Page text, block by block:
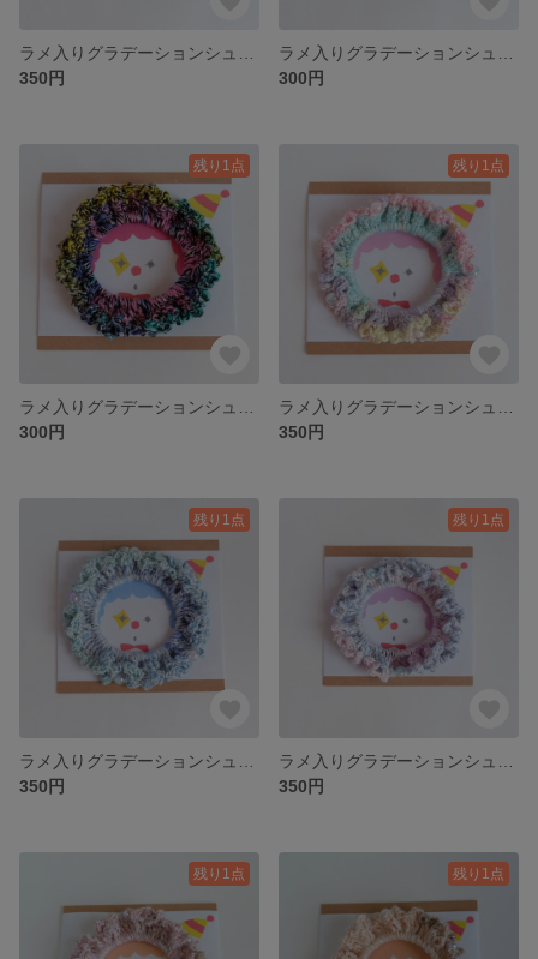
350円
300円
残り1点
300円
残り1点
350円
残り1点
350円
残り1点
350円
残り1点 残り1点